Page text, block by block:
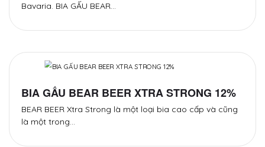
Bavaria. BIA GẤU BEAR…
BIA GẤU BEAR BEER XTRA STRONG 12%
BEAR BEER Xtra Strong là một loại bia cao cấp và cũng
là một trong…